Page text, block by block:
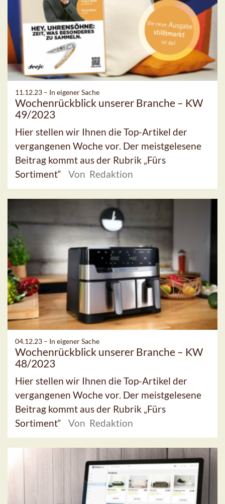
11.12.23 – In eigener Sache
Wochenrückblick unserer Branche – KW
49/2023
Hier stellen wir Ihnen die Top-Artikel der
vergangenen Woche vor. Der meistgelesene
Beitrag kommt aus der Rubrik „Fürs
Sortiment“
Von Redaktion
04.12.23 – In eigener Sache
Wochenrückblick unserer Branche – KW
48/2023
Hier stellen wir Ihnen die Top-Artikel der
vergangenen Woche vor. Der meistgelesene
Beitrag kommt aus der Rubrik „Fürs
Sortiment“
Von Redaktion